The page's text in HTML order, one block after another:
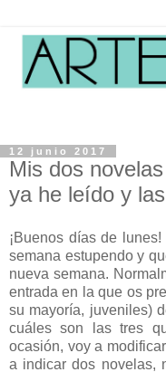
12 junio 2017
Mis dos
ya he leído y
¡Buenos días de
semana estupendo y
nueva semana.
entrada en la que os
su mayoría, juveniles)
cuáles son las tres
ocasión, voy a
a indicar dos novelas,